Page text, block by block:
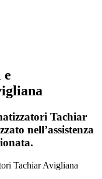
e
Tachiar
nell’assistenza